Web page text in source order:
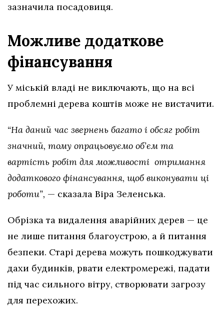
зазначила посадовиця.
Можливе додаткове
фінансування
У міській владі не виключають, що на всі
проблемні дерева коштів може не вистачити.
“На даний час звернень багато і обсяг робіт
значний, тому опрацьовуємо об’єм та
вартість робіт для можливості отримання
додаткового фінансування, щоб виконувати ці
роботи”, — сказала Віра Зеленська.
Обрізка та видалення аварійних дерев — це
не лише питання благоустрою, а й питання
безпеки. Старі дерева можуть пошкоджувати
дахи будинків, рвати електромережі, падати
під час сильного вітру, створювати загрозу
для перехожих.